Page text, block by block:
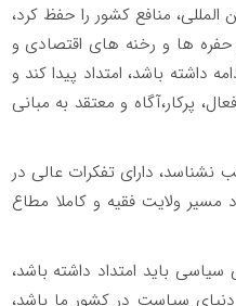
منافع کشور را حفظ کرد،
ها و رخنه های اقتصادی و
داشته باشد، امتداد پیدا کند و
پرکار،آگاه و معتقد به مبانی
دارای تفکرات عالی در
مسیر ولایت فقیه و کاملا مطاع
باید امتداد داشته باشد،
سیاست در کشور ما باشد،